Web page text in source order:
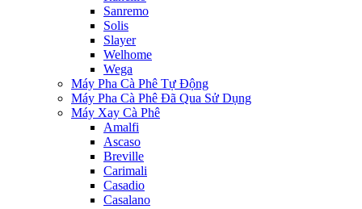
Sanremo
Solis
Slayer
Welhome
Wega
Máy Pha Cà Phê Tự Động
Máy Pha Cà Phê Đã Qua Sử Dụng
Máy Xay Cà Phê
Amalfi
Ascaso
Breville
Carimali
Casadio
Casalano